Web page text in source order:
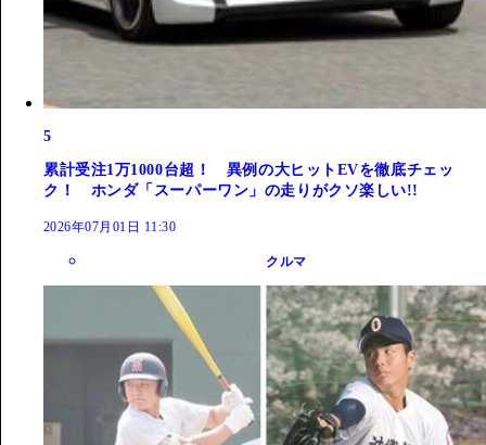
5
累計受注1万1000台超！ 異例の大ヒットEVを徹底チェッ
ク！ ホンダ「スーパーワン」の走りがクソ楽しい!!
2026年07月01日 11:30
クルマ